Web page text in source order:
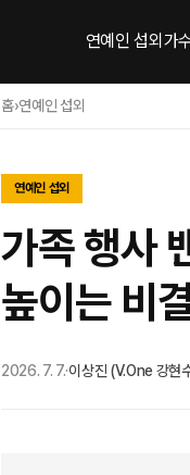
연예인 섭외 가
홈›연예인 섭외
연예인 섭외
가족 행사
높이는 비
2026. 7. 7.·이상진 (V.One 강현